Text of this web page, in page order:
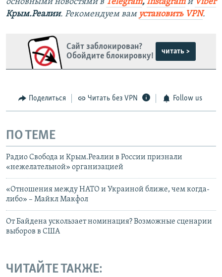
основными новостями в Telegram, Instagramи Viber
Крым.Реалии. Рекомендуем вам установить VPN.
Сайт заблокирован?
Обойдите блокировку!
читать >
Поделиться Читать без VPN Follow us
ПО ТЕМЕ
Радио Свобода и Крым.Реалии в России признали
«нежелательной» организацией
«Отношения между НАТО и Украиной ближе, чем когда-
либо» – Майкл Макфол
От Байдена ускользает номинация? Возможные сценарии
выборов в США
ЧИТАЙТЕ ТАКЖЕ: